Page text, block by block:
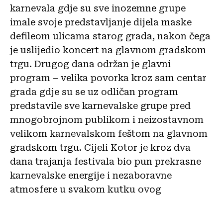
karnevala gdje su sve inozemne grupe
imale svoje predstavljanje dijela maske
defileom ulicama starog grada, nakon čega
je uslijedio koncert na glavnom gradskom
trgu. Drugog dana održan je glavni
program – velika povorka kroz sam centar
grada gdje su se uz odličan program
predstavile sve karnevalske grupe pred
mnogobrojnom publikom i neizostavnom
velikom karnevalskom feštom na glavnom
gradskom trgu. Cijeli Kotor je kroz dva
dana trajanja festivala bio pun prekrasne
karnevalske energije i nezaboravne
atmosfere u svakom kutku ovog